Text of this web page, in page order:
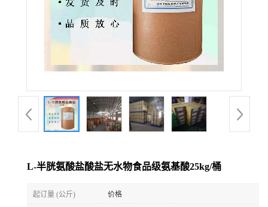
L-半胱氨酸盐酸盐无水物食品级氨基酸25kg/桶
起订量 (公斤) 价格